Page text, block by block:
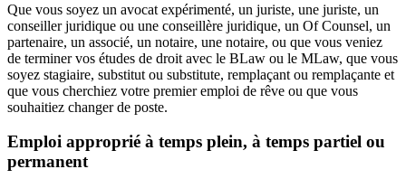
Que vous soyez un avocat expérimenté, un juriste, une juriste, un
conseiller juridique ou une conseillère juridique, un Of Counsel, un
partenaire, un associé, un notaire, une notaire, ou que vous veniez
de terminer vos études de droit avec le BLaw ou le MLaw, que vous
soyez stagiaire, substitut ou substitute, remplaçant ou remplaçante et
que vous cherchiez votre premier emploi de rêve ou que vous
souhaitiez changer de poste.
Emploi approprié à temps plein, à temps partiel ou
permanent